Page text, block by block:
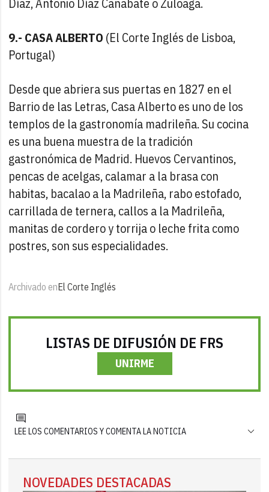
9.- CASA ALBERTO (El Corte Inglés de Lisboa,
Portugal)
Desde que abriera sus puertas en 1827 en el
Barrio de las Letras, Casa Alberto es uno de los
templos de la gastronomía madrileña. Su cocina
es una buena muestra de la tradición
gastronómica de Madrid. Huevos Cervantinos,
pencas de acelgas, calamar a la brasa con
habitas, bacalao a la Madrileña, rabo estofado,
carrillada de ternera, callos a la Madrileña,
manitas de cordero y torrija o leche frita como
postres, son sus especialidades.
Archivado enEl Corte Inglés
LISTAS DE DIFUSIÓN DE FRS
UNIRME
LEE LOS COMENTARIOS Y COMENTA LA NOTICIA
NOVEDADES DESTACADAS